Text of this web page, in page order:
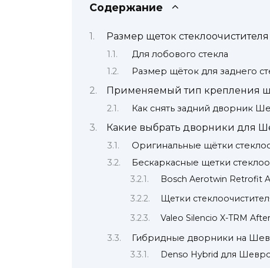
Содержание
Размер щеток
Для лобового стекла
Размер щёток для заднего
Применяемый тип крепления
Как снять задний дворник
Какие выбрать дворники для
Оригинальные щётки
Бескаркасные щетки
Bosch Aerotwin Retrofit
Щетки
Valeo Silencio X-TRM
Гибридные дворники на
Denso Hybrid для